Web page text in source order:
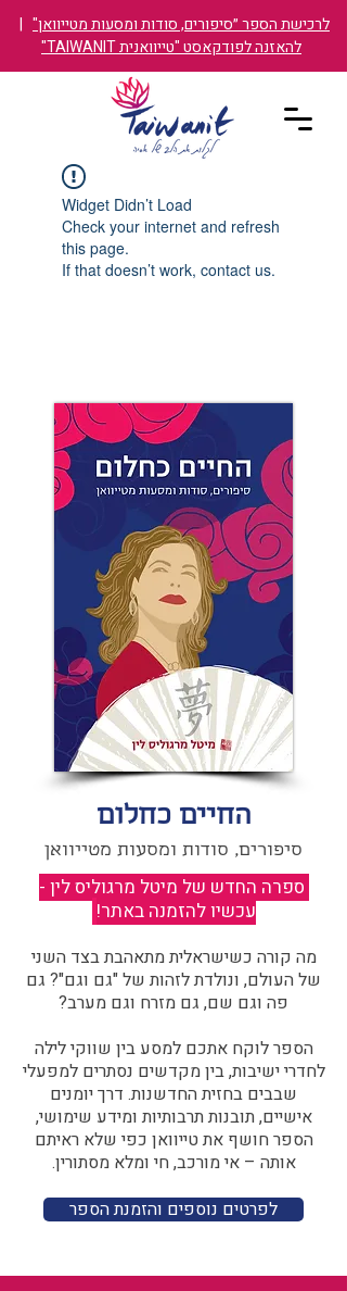
לרכישת הספר ״סיפורים, סודות ומסעות מטייוואן" |
להאזנה לפודקאסט "טייוואנית TAIWANIT"
Widget Didn’t Load
Check your internet and refresh
this page.
If that doesn’t work, contact us.
החיים כחלום
סיפורים, סודות ומסעות מטייוואן
ספרה החדש של מיטל מרגוליס לין -
עכשיו להזמנה באתר!
מה קורה כשישראלית מתאהבת בצד השני
של העולם, ונולדת לזהות של "גם וגם"? גם
פה וגם שם, גם מזרח וגם מערב?​​
הספר לוקח אתכם למסע בין שווקי לילה
לחדרי ישיבות, בין מקדשים נסתרים למפעלי
שבבים בחזית החדשנות. דרך יומנים
אישיים, תובנות תרבותיות ומידע שימושי,
הספר חושף את טייוואן כפי שלא ראיתם
אותה – אי מורכב, חי ומלא מסתורין.
לפרטים נוספים והזמנת הספר